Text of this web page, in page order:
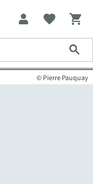
effet maxi au
© Pierre Pauquay